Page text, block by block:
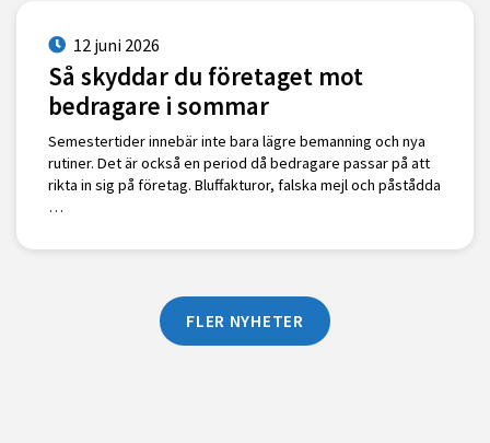
12 juni 2026
Så skyddar du företaget mot
bedragare i sommar
Semestertider innebär inte bara lägre bemanning och nya
rutiner. Det är också en period då bedragare passar på att
rikta in sig på företag. Bluffakturor, falska mejl och påstådda
…
FLER NYHETER